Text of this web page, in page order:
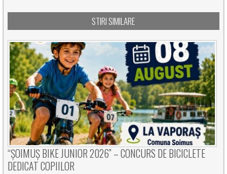
STIRI SIMILARE
“ȘOIMUȘ BIKE JUNIOR 2026” – CONCURS DE BICICLETE
DEDICAT COPIILOR